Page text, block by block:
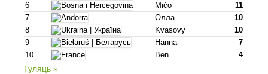
6
Mićo
11
7
Олла
10
8
Kvasovy
10
9
Hanna
7
10
Ben 4
Гуляць »